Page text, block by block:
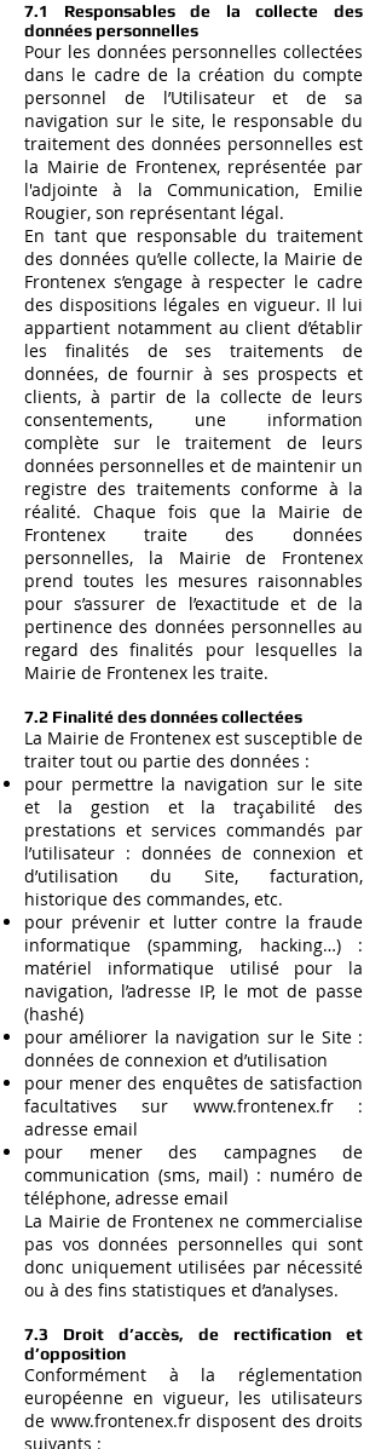
7.1 Responsables de la collecte des
données personnelles
Pour les données personnelles collectées
dans le cadre de la création du compte
personnel de l’Utilisateur et de sa
navigation sur le site, le responsable du
traitement des données personnelles est
la Mairie de Frontenex, représentée par
l'adjointe à la Communication, Emilie
Rougier, son représentant légal.
En tant que responsable du traitement
des données qu’elle collecte, la Mairie de
Frontenex s’engage à respecter le cadre
des dispositions légales en vigueur. Il lui
appartient notamment au client d’établir
les finalités de ses traitements de
données, de fournir à ses prospects et
clients, à partir de la collecte de leurs
consentements, une information
complète sur le traitement de leurs
données personnelles et de maintenir un
registre des traitements conforme à la
réalité. Chaque fois que la Mairie de
Frontenex traite des données
personnelles, la Mairie de Frontenex
prend toutes les mesures raisonnables
pour s’assurer de l’exactitude et de la
pertinence des données personnelles au
regard des finalités pour lesquelles la
Mairie de Frontenex les traite.
7.2 Finalité des données collectées
La Mairie de Frontenex est susceptible de
traiter tout ou partie des données :
pour permettre la navigation sur le site
et la gestion et la traçabilité des
prestations et services commandés par
l’utilisateur : données de connexion et
d’utilisation du Site, facturation,
historique des commandes, etc.
pour prévenir et lutter contre la fraude
informatique (spamming, hacking…) :
matériel informatique utilisé pour la
navigation, l’adresse IP, le mot de passe
(hashé)
pour améliorer la navigation sur le Site :
données de connexion et d’utilisation
pour mener des enquêtes de satisfaction
facultatives sur www.frontenex.fr:
adresse email
pour mener des campagnes de
communication (sms, mail) : numéro de
téléphone, adresse email
La Mairie de Frontenex ne commercialise
pas vos données personnelles qui sont
donc uniquement utilisées par nécessité
ou à des fins statistiques et d’analyses.
7.3 Droit d’accès, de rectification et
d’opposition
Conformément à la réglementation
européenne en vigueur, les utilisateurs
de www.frontenex.frdisposent des droits
suivants :